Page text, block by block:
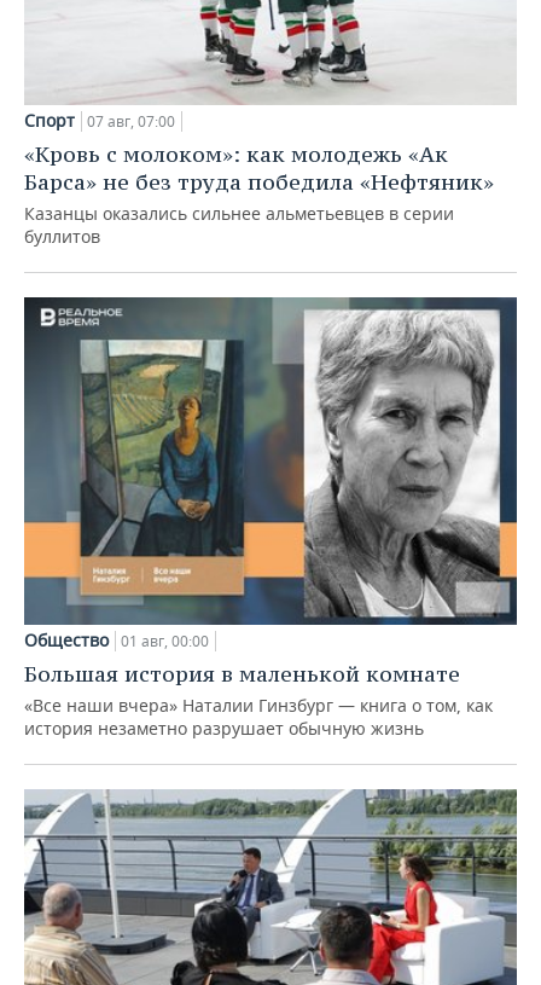
Спорт 07 авг, 07:00
«Кровь с молоком»: как молодежь «Ак
Барса» не без труда победила «Нефтяник»
Казанцы оказались сильнее альметьевцев в серии
буллитов
Общество 01 авг, 00:00
Большая история в маленькой комнате
«Все наши вчера» Наталии Гинзбург — книга о том, как
история незаметно разрушает обычную жизнь